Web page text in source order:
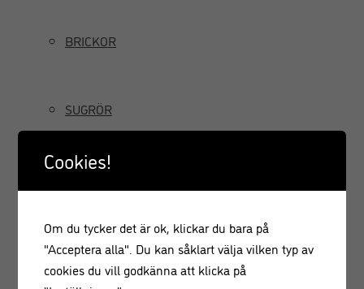
BRICKOR
SUGRÖR
GRÄDDSIFONER
Cookies!
Om du tycker det är ok, klickar du bara på
"Acceptera alla". Du kan såklart välja vilken typ av
cookies du vill godkänna att klicka på